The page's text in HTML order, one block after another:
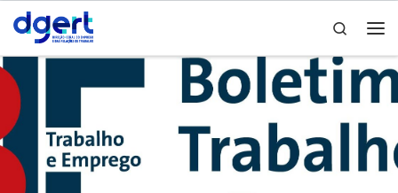
Skip to content
Search